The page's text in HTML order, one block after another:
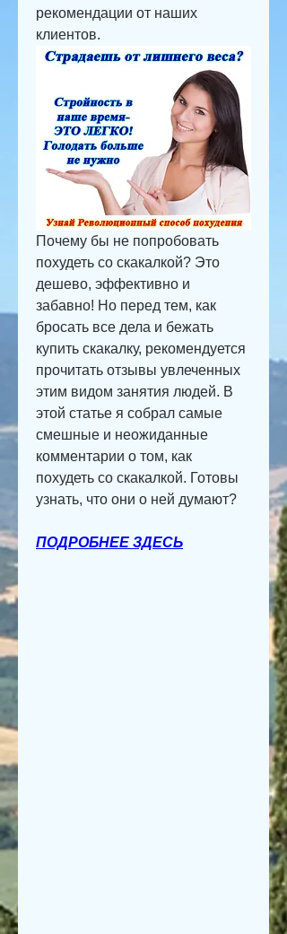
рекомендации от наших
клиентов.
Почему бы не попробовать
похудеть со скакалкой? Это
дешево, эффективно и
забавно! Но перед тем, как
бросать все дела и бежать
купить скакалку, рекомендуется
прочитать отзывы увлеченных
этим видом занятия людей. В
этой статье я собрал самые
смешные и неожиданные
комментарии о том, как
похудеть со скакалкой. Готовы
узнать, что они о ней думают?
ПОДРОБНЕЕ ЗДЕСЬ